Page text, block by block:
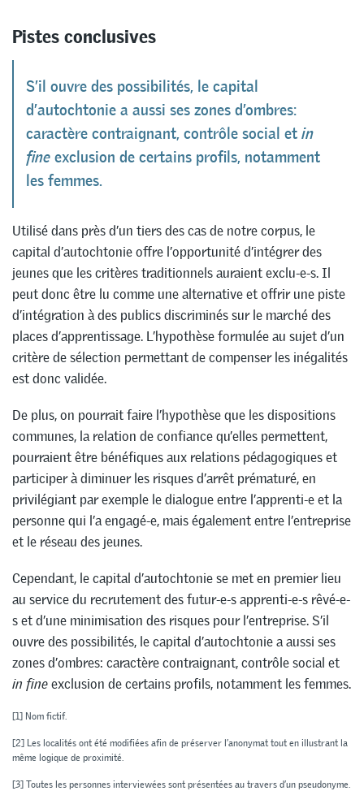
Pistes conclusives
S’il ouvre des possibilités, le capital
d’autochtonie a aussi ses zones d’ombres:
caractère contraignant, contrôle social et in
fine exclusion de certains profils, notamment
les femmes.
Utilisé dans près d’un tiers des cas de notre corpus, le
capital d’autochtonie offre l’opportunité d’intégrer des
jeunes que les critères traditionnels auraient exclu-e-s. Il
peut donc être lu comme une alternative et offrir une piste
d’intégration à des publics discriminés sur le marché des
places d’apprentissage. L’hypothèse formulée au sujet d’un
critère de sélection permettant de compenser les inégalités
est donc validée.
De plus, on pourrait faire l’hypothèse que les dispositions
communes, la relation de confiance qu’elles permettent,
pourraient être bénéfiques aux relations pédagogiques et
participer à diminuer les risques d’arrêt prématuré, en
privilégiant par exemple le dialogue entre l’apprenti-e et la
personne qui l’a engagé-e, mais également entre l’entreprise
et le réseau des jeunes.
Cependant, le capital d’autochtonie se met en premier lieu
au service du recrutement des futur-e-s apprenti-e-s rêvé-e-
s et d’une minimisation des risques pour l’entreprise. S’il
ouvre des possibilités, le capital d’autochtonie a aussi ses
zones d’ombres: caractère contraignant, contrôle social et
in fineexclusion de certains profils, notamment les femmes.
[1] Nom fictif.
[2] Les localités ont été modifiées afin de préserver l’anonymat tout en illustrant la
même logique de proximité.
[3]Toutes les personnes interviewées sont présentées au travers d’un pseudonyme.